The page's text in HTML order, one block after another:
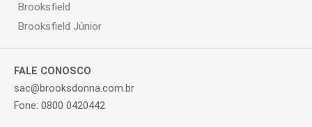
Brooksfield
Brooksfield Júnior
FALE CONOSCO
sac@brooksdonna.com.br
Fone: 0800 0420442